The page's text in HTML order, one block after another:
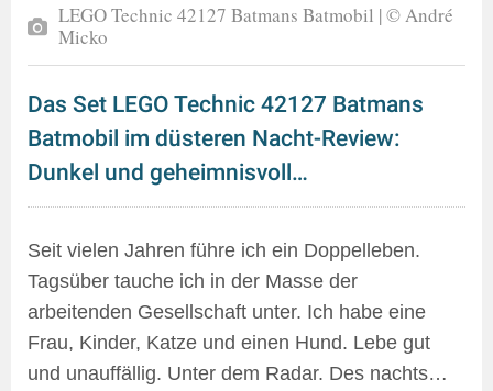
LEGO Technic 42127 Batmans Batmobil | © André
Micko
Das Set LEGO Technic 42127 Batmans
Batmobil im düsteren Nacht-Review:
Dunkel und geheimnisvoll…
Seit vielen Jahren führe ich ein Doppelleben.
Tagsüber tauche ich in der Masse der
arbeitenden Gesellschaft unter. Ich habe eine
Frau, Kinder, Katze und einen Hund. Lebe gut
und unauffällig. Unter dem Radar. Des nachts…